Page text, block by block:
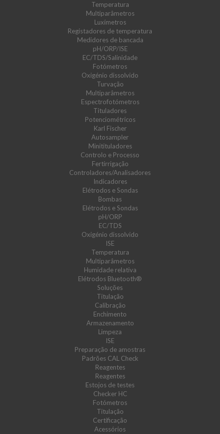
Temperatura
Multiparâmetros
Luxímetros
Registadores de temperatura
Medidores de bancada
pH/ORP/ISE
EC/TDS/Salinidade
Fotómetros
Oxigénio dissolvido
Turvação
Multiparâmetros
Espectrofotómetros
Tituladores
Potenciométricos
Karl Fischer
Autosampler
Minitituladores
Controlo e Processo
Fertirrigação
Controladores/Analisadores
Indicadores
Elétrodos e Sondas
Bombas
Elétrodos e Sondas
pH/ORP
EC/TDS
Oxigénio dissolvido
ISE
Temperatura
Multiparâmetros
Humidade relativa
Elétrodos Bluetooth®
Soluções
Titulação
Calibração
Enchimento
Armazenamento
Limpeza
ISE
Preparação de amostras
Padrões CAL Check
Reagentes
Reagentes
Estojos de testes
Checker HC
Fotómetros
Titulação
Certificação
Acessórios